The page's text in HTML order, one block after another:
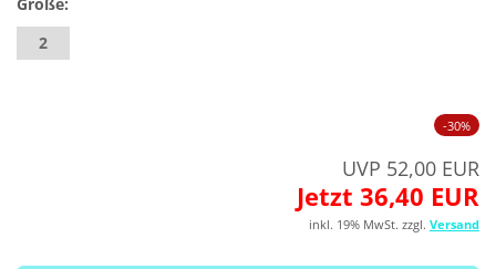
2
-30%
UVP 52,00 EUR
Jetzt 36,40 EUR
inkl. 19% MwSt. zzgl. Versand